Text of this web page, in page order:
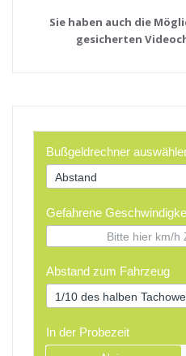
Sie haben auch die
gesicherten